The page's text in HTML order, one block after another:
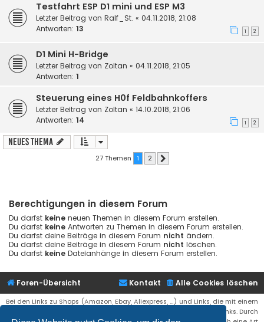
Testfahrt ESP D1 mini und ESP M3
Letzter Beitrag von Ralf_St. « 04.11.2018, 21:08
Antworten: 13 1 2
D1 Mini H-Bridge
Letzter Beitrag von Zoltan « 04.11.2018, 21:05
Antworten: 1
Steuerung eines H0f Feldbahnkoffers
Letzter Beitrag von Zoltan « 14.10.2018, 21:06
Antworten: 14 1 2
Neues Thema
27 Themen 1 2
Berechtigungen in diesem Forum
Du darfst keine neuen Themen in diesem Forum erstellen.
Du darfst keine Antworten zu Themen in diesem Forum erstellen.
Du darfst deine Beiträge in diesem Forum nicht ändern.
Du darfst deine Beiträge in diesem Forum nicht löschen.
Du darfst keine Dateianhänge in diesem Forum erstellen.
Foren-Übersicht Alle Cookies löschen
Kontakt
Bei den Links zu Shops (Amazon, Ebay, Aliexpress, ...) und Links, die mit einem
Stern (*) markiert sind, kann es sich um sogenannte Affiliate Links. Durch